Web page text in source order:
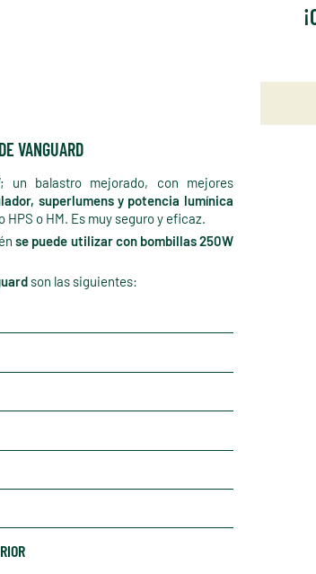
VANGUARD
un balastro mejorado, con mejores
superlumens y potencia lumínica
o HM. Es muy seguro y eficaz.
se puede utilizar con bombillas 250W
son las siguientes: